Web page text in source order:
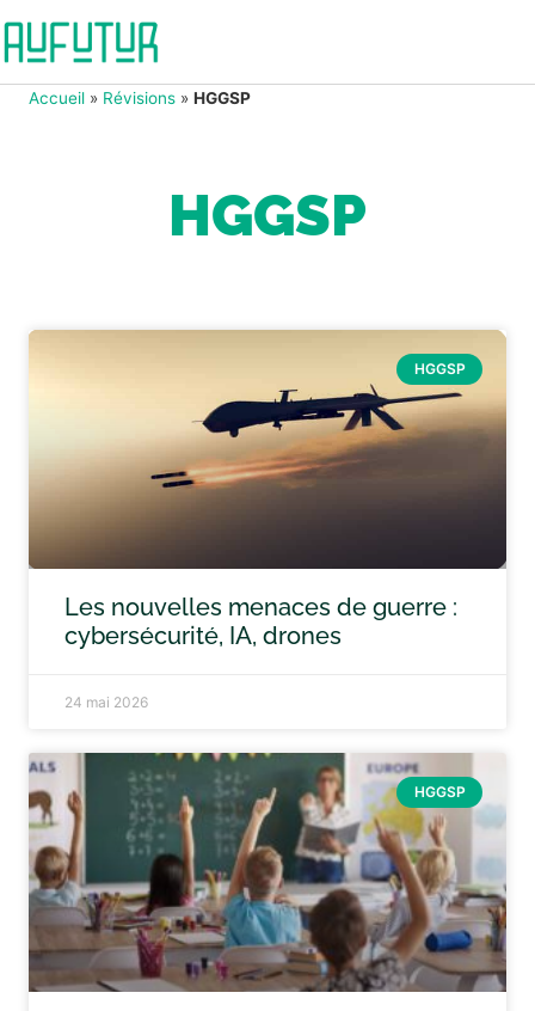
Accueil » Révisions » HGGSP
HGGSP
HGGSP
Les nouvelles menaces de guerre :
cybersécurité, IA, drones
24 mai 2026
HGGSP